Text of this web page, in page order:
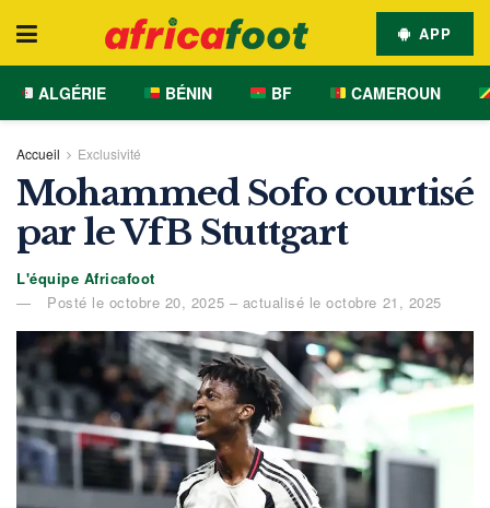
APP
ALGÉRIE BÉNIN BF CAMEROUN
Accueil Exclusivité
Mohammed Sofo courtisé
par le VfB Stuttgart
L'équipe Africafoot
Posté le octobre 20, 2025 – actualisé le octobre 21, 2025